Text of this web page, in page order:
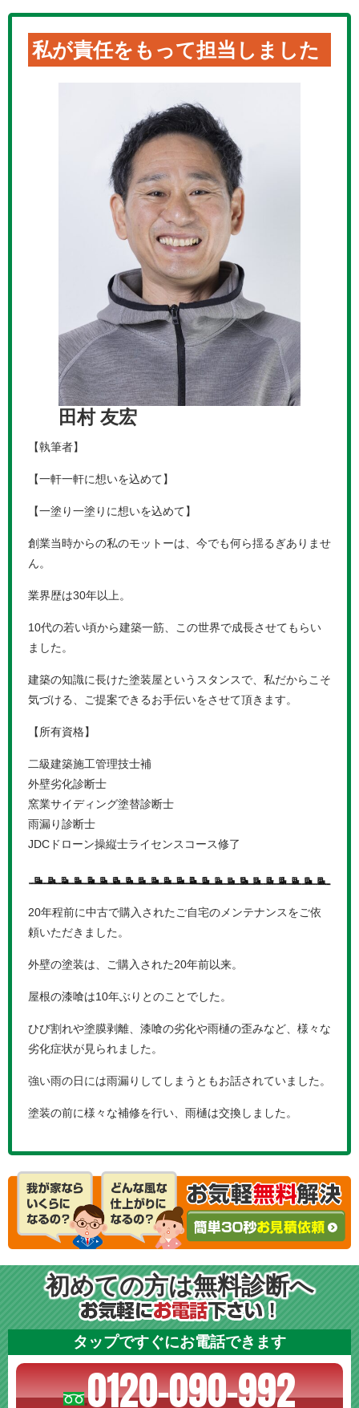
私が責任をもって担当しました
田村 友宏
【執筆者】
【一軒一軒に想いを込めて】
【一塗り一塗りに想いを込めて】
創業当時からの私のモットーは、今でも何ら揺るぎありませ
ん。
業界歴は30年以上。
10代の若い頃から建築一筋、この世界で成長させてもらい
ました。
建築の知識に長けた塗装屋というスタンスで、私だからこそ
気づける、ご提案できるお手伝いをさせて頂きます。
【所有資格】
二級建築施工管理技士補
外壁劣化診断士
窯業サイディング塗替診断士
雨漏り診断士
JDCドローン操縦士ライセンスコース修了
20年程前に中古で購入されたご自宅のメンテナンスをご依
頼いただきました。
外壁の塗装は、ご購入された20年前以来。
屋根の漆喰は10年ぶりとのことでした。
ひび割れや塗膜剥離、漆喰の劣化や雨樋の歪みなど、様々な
劣化症状が見られました。
強い雨の日には雨漏りしてしまうともお話されていました。
塗装の前に様々な補修を行い、雨樋は交換しました。
初めての方は無料診断へ
タップですぐにお電話できます
0120-090-992